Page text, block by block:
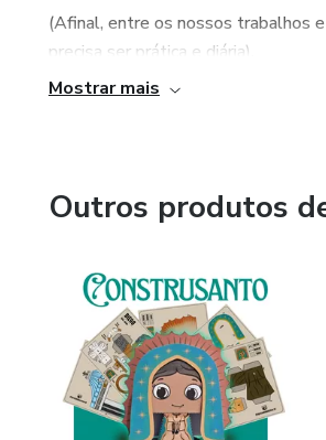
(Afinal, entre os nossos trabalhos
precisa ser prática e diária).
Mostrar mais
Outros produtos